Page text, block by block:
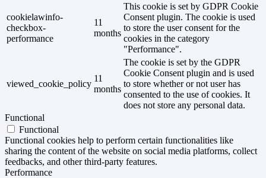
cookielawinfo-
checkbox-
performance
11
months
This cookie is set by GDPR Cookie
Consent plugin. The cookie is used
to store the user consent for the
cookies in the category
"Performance".
viewed_cookie_policy
11
months
The cookie is set by the GDPR
Cookie Consent plugin and is used
to store whether or not user has
consented to the use of cookies. It
does not store any personal data.
Functional
Functional
Functional cookies help to perform certain functionalities like
sharing the content of the website on social media platforms, collect
feedbacks, and other third-party features.
Performance